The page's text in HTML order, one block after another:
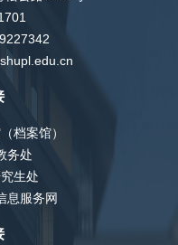
档案馆）
务处
生处
息服务网